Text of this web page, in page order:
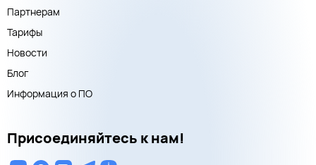
Партнерам
Тарифы
Новости
Блог
Информация о ПО
Присоединяйтесь к нам!